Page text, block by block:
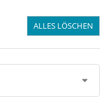
ALLES LÖSCHEN